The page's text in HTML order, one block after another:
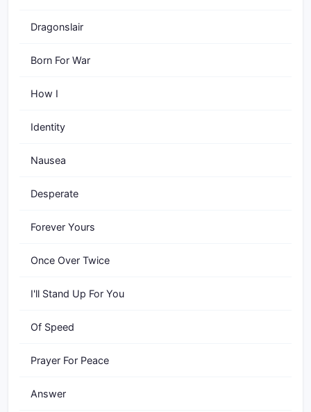
Dragonslair
Born For War
How I
Identity
Nausea
Desperate
Forever Yours
Once Over Twice
I'll Stand Up For You
Of Speed
Prayer For Peace
Answer